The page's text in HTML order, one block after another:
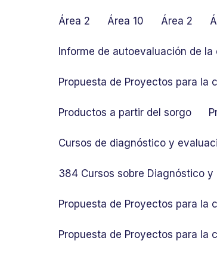
Área 2 Área 10 Área 2
Informe de autoevaluación de
Propuesta de Proyectos para la
Productos a partir del sorgo
Cursos de diagnóstico y
384 Cursos sobre Diagnóstico y
Propuesta de Proyectos para la
Propuesta de Proyectos para la